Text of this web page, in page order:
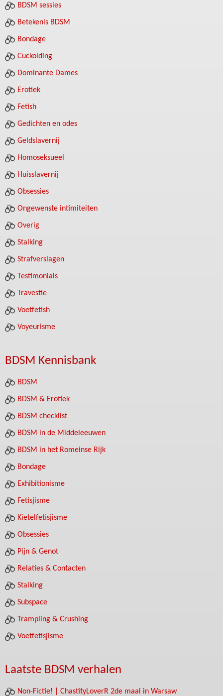
BDSM sessies
Betekenis BDSM
Bondage
Cuckolding
Dominante Dames
Erotiek
Fetish
Gedichten en odes
Geldslavernij
Homoseksueel
Huisslavernij
Obsessies
Ongewenste intimiteiten
Overig
Stalking
Strafverslagen
Testimonials
Travestie
Voetfetish
Voyeurisme
BDSM Kennisbank
BDSM
BDSM & Erotiek
BDSM checklist
BDSM in de Middeleeuwen
BDSM in het Romeinse Rijk
Bondage
Exhibitionisme
Fetisjisme
Kietelfetisjisme
Obsessies
Pijn & Genot
Relaties & Contacten
Stalking
Subspace
Trampling & Crushing
Voetfetisjisme
Laatste BDSM verhalen
Non-Fictie! | ChastityLoverR 2de maal in Warsaw